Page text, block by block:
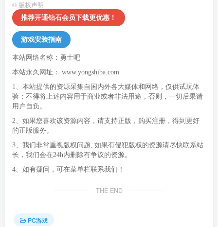
© 版权声明
推荐开通钻石会员下载更优惠！
游戏安装指南
本站网络名称：勇士吧
本站永久网址： www.yongshiba.com
1、本站提供的资源采集自国内外各大媒体和网络，仅供试玩体
验；不得将上述内容用于商业或者非法用途，否则，一切后果请
用户自负。
2、如果您喜欢该资源内容，请支持正版，购买注册，得到更好
的正版服务。
3、我们非常重视版权问题, 如果有侵犯版权的资源请尽快联系站
长，我们会在24h内删除有争议的资源。
4、如有疑问，可在菜单栏联系我们！
THE END
PC游戏